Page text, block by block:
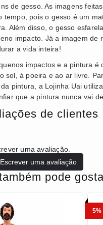
de gesso. As imagens
tempo, pois o gesso é um
Além disso, o gesso
impacto. Já a imagem de
a vida inteira!
impactos e a pintura é
sol, à poeira e ao ar livre.
pintura, a Lojinha Uai
que a pintura nunca vai
de clientes
uma avaliação.
Escrever uma avaliação
pode
5%